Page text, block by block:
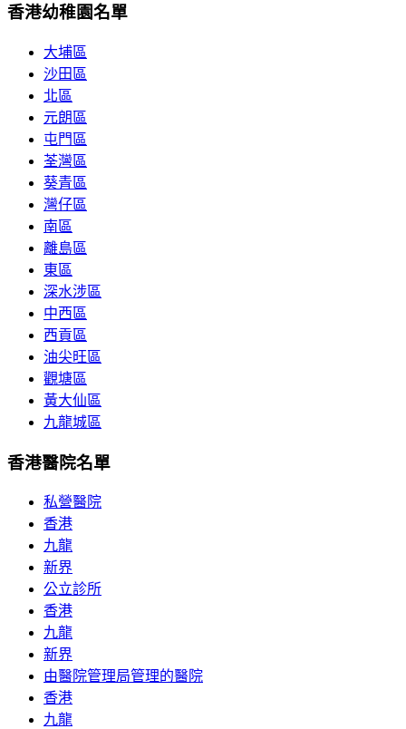
香港幼稚園名單
大埔區
沙田區
北區
元朗區
屯門區
荃灣區
葵青區
灣仔區
南區
離島區
東區
深水涉區
中西區
西貢區
油尖旺區
觀塘區
黃大仙區
九龍城區
香港醫院名單
私營醫院
香港
九龍
新界
公立診所
香港
九龍
新界
由醫院管理局管理的醫院
香港
九龍